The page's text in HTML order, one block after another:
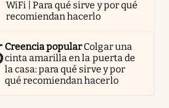
WiFi | Para qué sirve y por qué
recomiendan hacerlo
Creencia popularColgar una
cinta amarilla en la puerta de
la casa: para qué sirve y por
qué recomiendan hacerlo